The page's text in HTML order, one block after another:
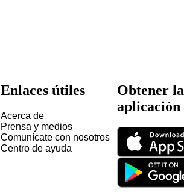
Enlaces útiles
Acerca de
Prensa y medios
Comunícate con nosotros
Centro de ayuda
Obtener la
aplicación